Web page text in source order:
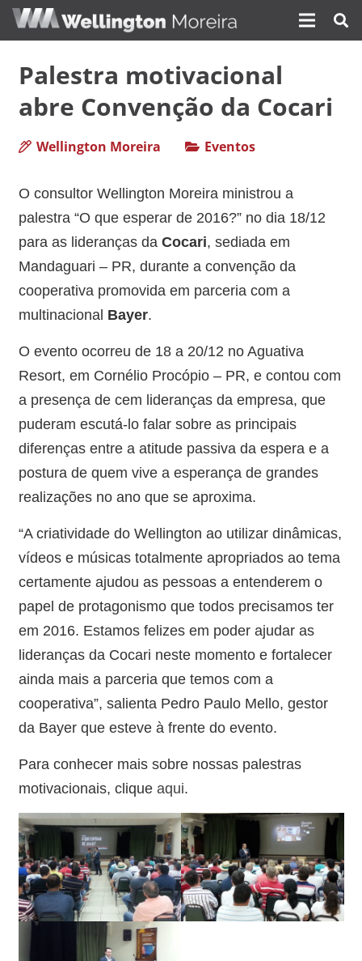
Palestra motivacional
abre Convenção da Cocari
Wellington Moreira Eventos
O consultor Wellington Moreira ministrou a
palestra “O que esperar de 2016?” no dia 18/12
para as lideranças da Cocari, sediada em
Mandaguari – PR, durante a convenção da
cooperativa promovida em parceria com a
multinacional Bayer.
O evento ocorreu de 18 a 20/12 no Aguativa
Resort, em Cornélio Procópio – PR, e contou com
a presença de cem lideranças da empresa, que
puderam escutá-lo falar sobre as principais
diferenças entre a atitude passiva da espera e a
postura de quem vive a esperança de grandes
realizações no ano que se aproxima.
“A criatividade do Wellington ao utilizar dinâmicas,
vídeos e músicas totalmente apropriados ao tema
certamente ajudou as pessoas a entenderem o
papel de protagonismo que todos precisamos ter
em 2016. Estamos felizes em poder ajudar as
lideranças da Cocari neste momento e fortalecer
ainda mais a parceria que temos com a
cooperativa”, salienta Pedro Paulo Mello, gestor
da Bayer que esteve à frente do evento.
Para conhecer mais sobre nossas palestras
motivacionais, clique aqui.